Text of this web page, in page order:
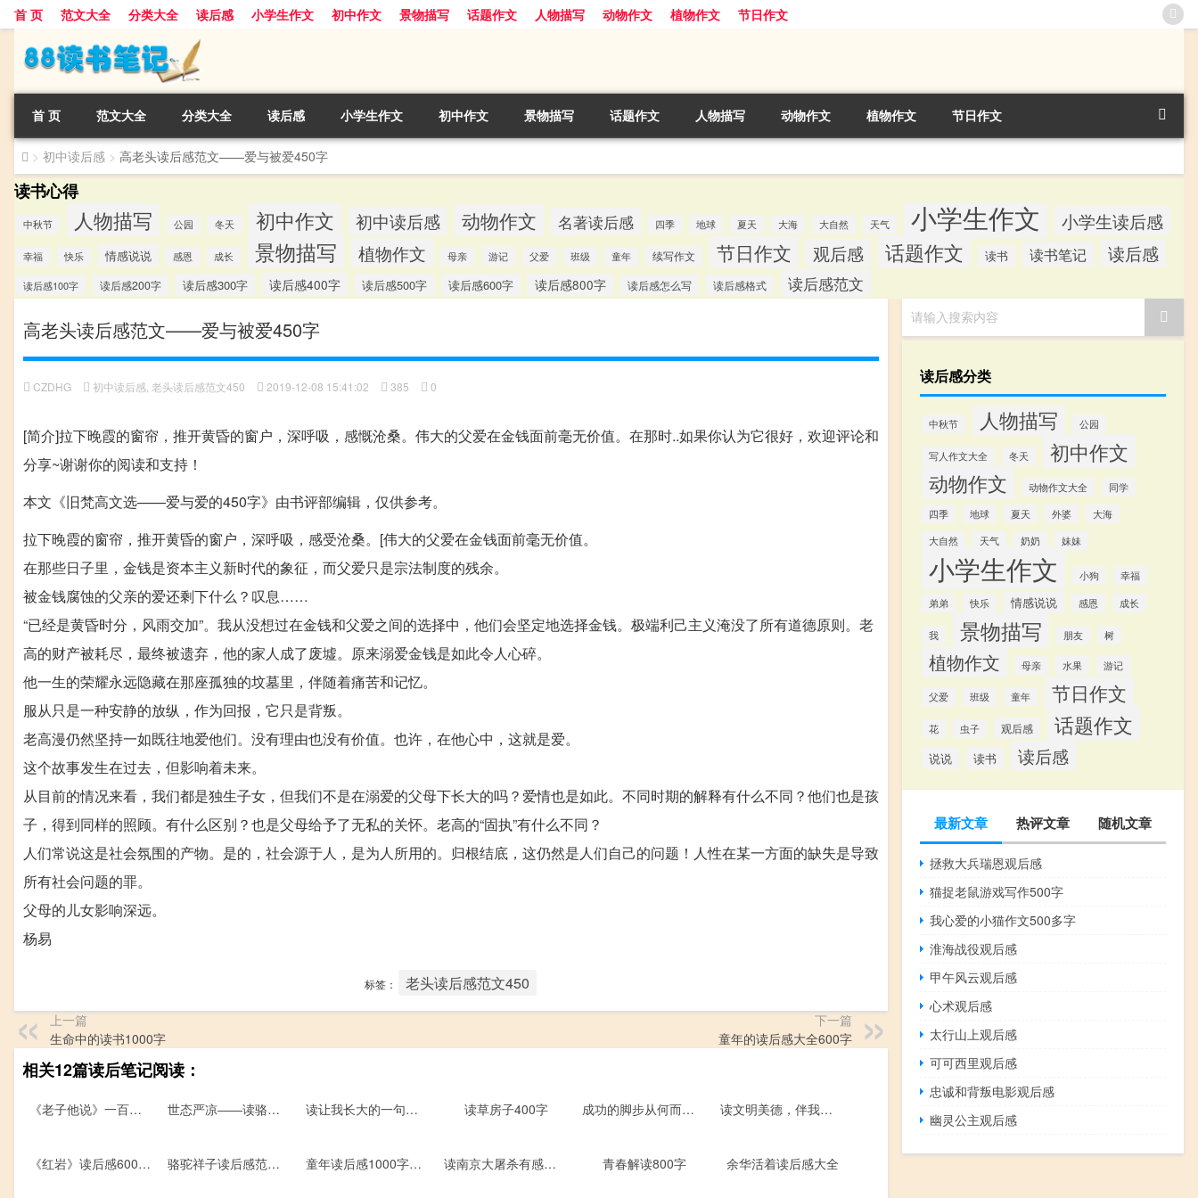
首 页 范文大全 分类大全 读后感 小学生作文 初中作文 景物描写 话题作文 人物描写 动物作文 植物作文 节日作文
首 页 范文大全 分类大全 读后感 小学生作文 初中作文 景物描写 话题作文 人物描写 动物作文 植物作文 节日作文
> 初中读后感 > 高老头读后感范文——爱与被爱450字
读书心得
中秋节 人物描写 公园 冬天 初中作文 初中读后感 动物作文 名著读后感 四季 地球 夏天 大海 大自然 天气 小学生作文 小学生读后感
幸福 快乐 情感说说 感恩 成长 景物描写 植物作文 母亲 游记 父爱 班级 童年 续写作文 节日作文 观后感 话题作文 读书 读书笔记 读后感
读后感100字 读后感200字 读后感300字 读后感400字 读后感500字 读后感600字 读后感800字 读后感怎么写 读后感格式 读后感范文
高老头读后感范文——爱与被爱450字
CZDHG 初中读后感 老头读后感范文450 2019-12-08 15:41:02 385 0
[简介]拉下晚霞的窗帘，推开黄昏的窗户，深呼吸，感慨沧桑。伟大的父爱在金钱面前毫无价值。在那时..如果你认为它很好，欢迎评论和
分享~谢谢你的阅读和支持！
本文《旧梵高文选——爱与爱的450字》由书评部编辑，仅供参考。
拉下晚霞的窗帘，推开黄昏的窗户，深呼吸，感受沧桑。[伟大的父爱在金钱面前毫无价值。
在那些日子里，金钱是资本主义新时代的象征，而父爱只是宗法制度的残余。
被金钱腐蚀的父亲的爱还剩下什么？叹息……
“已经是黄昏时分，风雨交加”。我从没想过在金钱和父爱之间的选择中，他们会坚定地选择金钱。极端利己主义淹没了所有道德原则。老
高的财产被耗尽，最终被遗弃，他的家人成了废墟。原来溺爱金钱是如此令人心碎。
他一生的荣耀永远隐藏在那座孤独的坟墓里，伴随着痛苦和记忆。
服从只是一种安静的放纵，作为回报，它只是背叛。
老高漫仍然坚持一如既往地爱他们。没有理由也没有价值。也许，在他心中，这就是爱。
这个故事发生在过去，但影响着未来。
从目前的情况来看，我们都是独生子女，但我们不是在溺爱的父母下长大的吗？爱情也是如此。不同时期的解释有什么不同？他们也是孩
子，得到同样的照顾。有什么区别？也是父母给予了无私的关怀。老高的“固执”有什么不同？
人们常说这是社会氛围的产物。是的，社会源于人，是为人所用的。归根结底，这仍然是人们自己的问题！人性在某一方面的缺失是导致
所有社会问题的罪。
父母的儿女影响深远。
杨易
标签： 老头读后感范文450
上一篇
生命中的读书1000字
下一篇
童年的读后感大全600字
相关12篇读后笔记阅读：
《老子他说》一百五十字的读后感 世态严凉――读骆驼祥子有感作文1200字 读让我长大的一句话有感作文1090字1000字 读草房子400字 成功的脚步从何而来700字 读文明美德，伴我成长有感作文600字
《红岩》读后感600字——《红岩》与重庆 骆驼祥子读后感范文550字 童年读后感1000字以上 读南京大屠杀有感作文1200字 青春解读800字 余华活着读后感大全
请输入搜索内容
读后感分类
中秋节 人物描写 公园
写人作文大全 冬天 初中作文
动物作文 动物作文大全
同学
四季
地球 夏天 外婆
大海
大自然
天气 奶奶 妹妹
小学生作文 小狗 幸福
弟弟 快乐 情感说说 感恩 成长
我 景物描写 朋友 树
植物作文 母亲 水果 游记
父爱 班级 童年 节日作文
花 虫子 观后感 话题作文
说说 读书 读后感
最新文章 热评文章 随机文章
拯救大兵瑞恩观后感
猫捉老鼠游戏写作500字
我心爱的小猫作文500多字
淮海战役观后感
甲午风云观后感
心术观后感
太行山上观后感
可可西里观后感
忠诚和背叛电影观后感
幽灵公主观后感